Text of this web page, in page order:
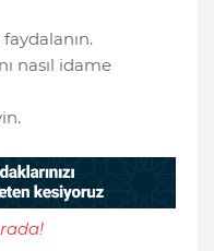
nasıl idame